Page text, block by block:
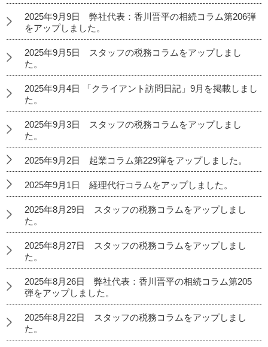
2025年9月9日 弊社代表：香川晋平の相続コラム第206弾
をアップしました。
2025年9月5日 スタッフの税務コラムをアップしまし
た。
2025年9月4日 「クライアント訪問日記」9月を掲載しまし
た。
2025年9月3日 スタッフの税務コラムをアップしまし
た。
2025年9月2日 起業コラム第229弾をアップしました。
2025年9月1日 経理代行コラムをアップしました。
2025年8月29日 スタッフの税務コラムをアップしまし
た。
2025年8月27日 スタッフの税務コラムをアップしまし
た。
2025年8月26日 弊社代表：香川晋平の相続コラム第205
弾をアップしました。
2025年8月22日 スタッフの税務コラムをアップしまし
た。